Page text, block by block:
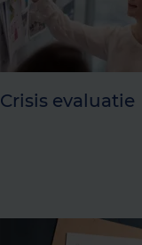
Crisis evaluatie